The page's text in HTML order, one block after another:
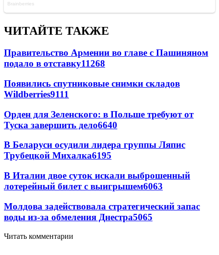
ЧИТАЙТЕ ТАКЖЕ
Правительство Армении во главе с Пашиняном
подало в отставку11268
Появились спутниковые снимки складов
Wildberries9111
Орден для Зеленского: в Польше требуют от
Туска завершить дело6640
В Беларуси осудили лидера группы Ляпис
Трубецкой Михалка6195
В Италии двое суток искали выброшенный
лотерейный билет с выигрышем6063
Молдова задействовала стратегический запас
воды из-за обмеления Днестра5065
Читать комментарии